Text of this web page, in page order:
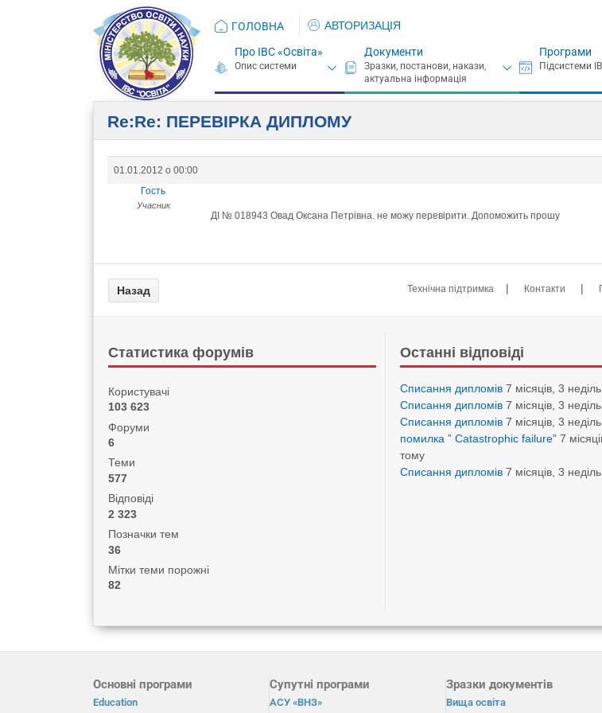
ГОЛОВНА АВТОРИЗАЦІЯ
Про ІВС «Освіта» Документи Програми
Re:Re: ПЕРЕВIРКА ДИПЛОМУ
01.01.2012 о 00:00
Гость
Учасник
ДІ № 018943 Овад Оксана Петрівна. не можу перевірити. Допоможить прошу
Технічна підтримка | Контакти |
Статистика форумів
Користувачі
103 623
Форуми
6
Теми
577
Відповіді
2 323
Позначки тем
36
Мітки теми порожні
82
Останні відповіді
Списання дипломів 7 місяців, 3
Списання дипломів 7 місяців, 3
Списання дипломів 7 місяців, 3
помилка ” Catastrophic failure” 7
тому
Списання дипломів 7 місяців, 3
Основні програми
Education
Супутні програми
АСУ «ВНЗ»
Зразки документів
Вища освіта